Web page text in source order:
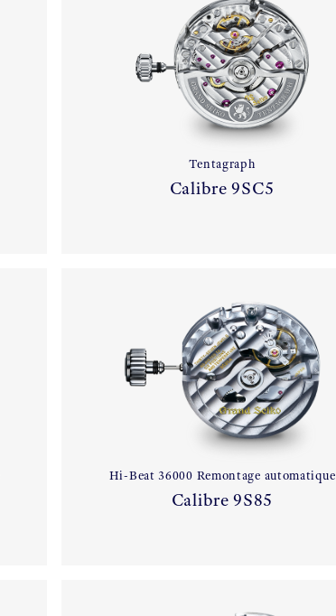
Tentagraph
Calibre 9SC5
Hi-Beat 36000 Remontage automatique
Calibre 9S85